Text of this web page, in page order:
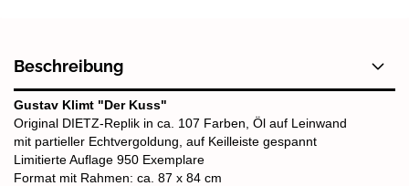
Beschreibung
Gustav Klimt "Der Kuss"
Original DIETZ-Replik in ca. 107 Farben, Öl auf Leinwand
mit partieller Echtvergoldung, auf Keilleiste gespannt
Limitierte Auflage 950 Exemplare
Format mit Rahmen: ca. 87 x 84 cm